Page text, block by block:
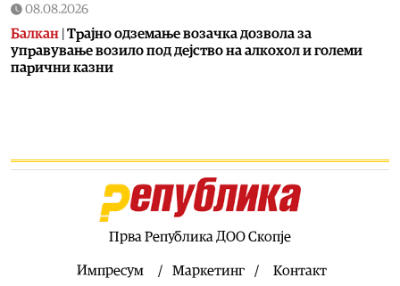
08.08.2026
Балкан Трајно одземање возачка дозвола за
управување возило под дејство на алкохол и големи
парични казни
08.08.2026
Иран: Отворањето на Ормутскиот Теснец зависи
вицешампионка во џиу-џицу
Прва Република ДОО Скопје
Импресум Маркетинг Контакт